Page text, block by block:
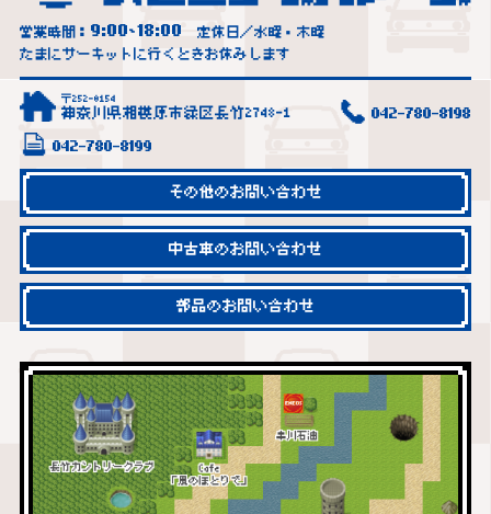
営業時間： 9:00~18:00
定休日／水曜・木曜
たまにサーキットに行くときお休みします
〒252-0154
神奈川県相模原市緑区長竹2748-1 042-780-8198
042-780-8199
その他のお問い合わせ
中古車のお問い合わせ
部品のお問い合わせ